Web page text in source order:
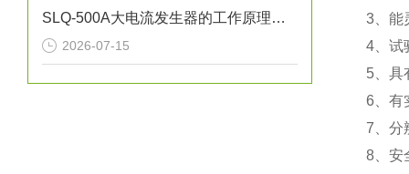
SLQ-500A大电流发生器的工作原理是什么？
2026-07-15
3、能
4、试
5、具
6、有
7、分
8、安